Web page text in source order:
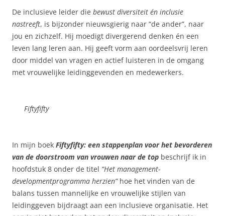
De inclusieve leider die bewust diversiteit én inclusie
nastreeft, is bijzonder nieuwsgierig naar “de ander”, naar
jou en zichzelf. Hij moedigt divergerend denken én een
leven lang leren aan. Hij geeft vorm aan oordeelsvrij leren
door middel van vragen en actief luisteren in de omgang
met vrouwelijke leidinggevenden en medewerkers.
Fiftyfifty
In mijn boek Fiftyfifty: een stappenplan voor het bevorderen
van de doorstroom van vrouwen naar de top beschrijf ik in
hoofdstuk 8 onder de titel “Het management-
developmentprogramma herzien”hoe het vinden van de
balans tussen mannelijke en vrouwelijke stijlen van
leidinggeven bijdraagt aan een inclusieve organisatie. Het